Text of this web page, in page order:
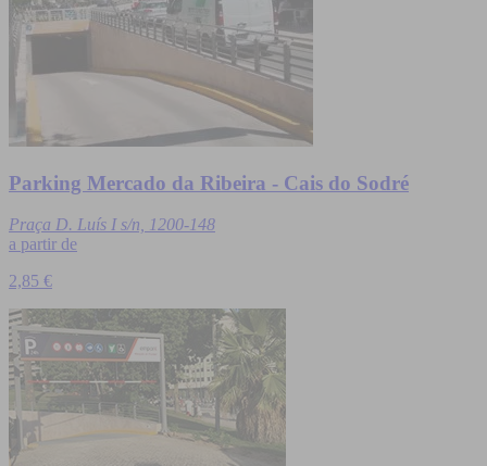
Parking Mercado da Ribeira - Cais do Sodré
Praça D. Luís I s/n, 1200-148
a partir de
2,85 €